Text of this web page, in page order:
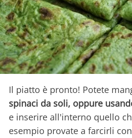
Il piatto è pronto! Potete
spinaci da soli, oppure
e inserire all'interno quello
esempio provate a farcirli